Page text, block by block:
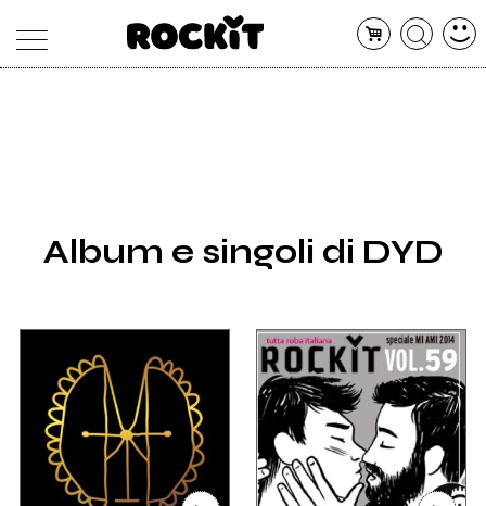
SHOP
RADIO
Album e singoli di DYD